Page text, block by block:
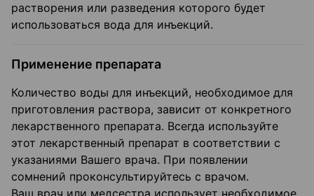
растворения или разведения которого будет
использоваться вода для инъекций.
Применение препарата
Количество воды для инъекций, необходимое для
приготовления раствора, зависит от конкретного
лекарственного препарата. Всегда используйте
этот лекарственный препарат в соответствии с
указаниями Вашего врача. При появлении
сомнений проконсультируйтесь с врачом.